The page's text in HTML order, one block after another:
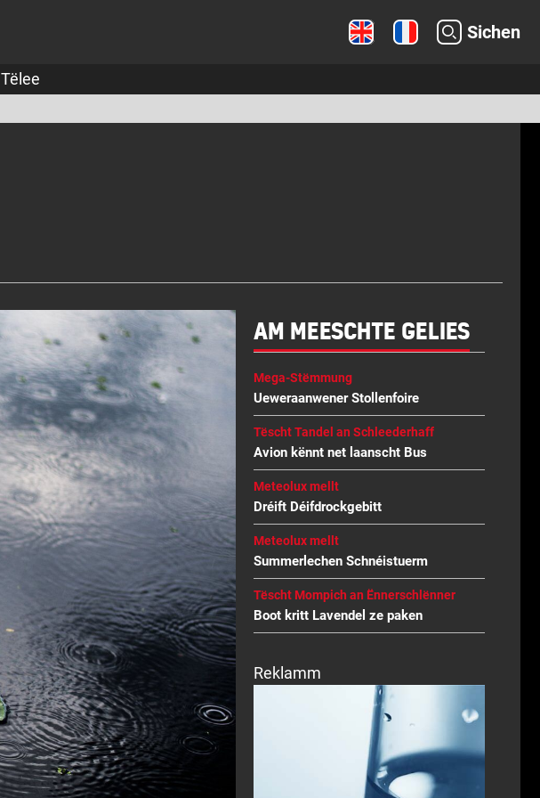
Sichen
Tëlee
AM MEESCHTE GELIES
Mega-Stëmmung
Ueweraanwener Stollenfoire
Tëscht Tandel an Schleederhaff
Avion kënnt net laanscht Bus
Meteolux mellt
Dréift Déifdrockgebitt
Meteolux mellt
Summerlechen Schnéistuerm
Tëscht Mompich an Ënnerschlënner
Boot kritt Lavendel ze paken
Reklamm